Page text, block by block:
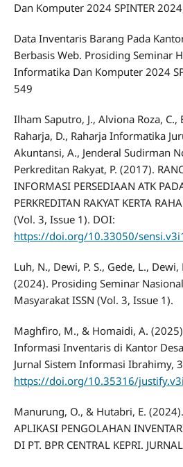
Dan Komputer 2024 SPINTER
Data Inventaris Barang Pada
Berbasis Web. Prosiding Seminar
Informatika Dan Komputer 2024
549
Ilham Saputro, J., Alviona Roza, C.,
Raharja, D., Raharja Informatika
Akuntansi, A., Jenderal Sudirman
Perkreditan Rakyat, P. (2017).
INFORMASI PERSEDIAAN ATK
PERKREDITAN RAKYAT KERTA
(Vol. 3, Issue 1). DOI:
https://doi.org/10.33050/
Luh, N., Dewi, P. S., Gede, L.,
(2024). Prosiding Seminar
Masyarakat ISSN (Vol. 3, Issue 1).
Maghfiro, M., & Homaidi, A.
Informasi Inventaris di Kantor Desa
Jurnal Sistem Informasi Ibrahimy,
https://doi.org/10.35316/
Manurung, O., & Hutabri, E. (2024).
APLIKASI PENGOLAHAN
DI PT. BPR CENTRAL KEPRI.